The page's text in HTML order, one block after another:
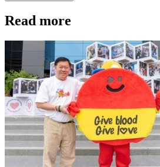
Read more